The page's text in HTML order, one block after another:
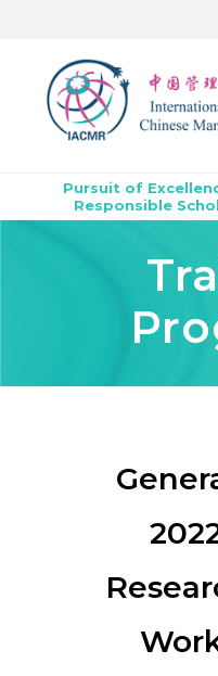
Pursuit of
Responsible